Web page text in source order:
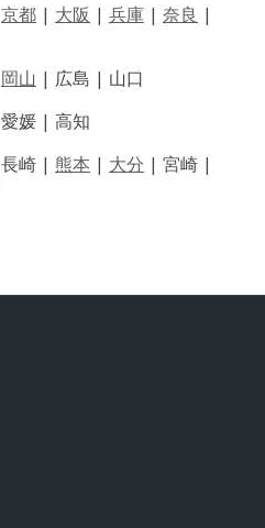
京都 | 大阪 | 兵庫 | 奈良 |
岡山 | 広島 | 山口
愛媛 | 高知
長崎 | 熊本 | 大分 | 宮崎 |